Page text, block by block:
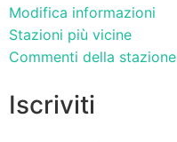
Modifica informazioni
Stazioni più vicine
Commenti della stazione
Iscriviti